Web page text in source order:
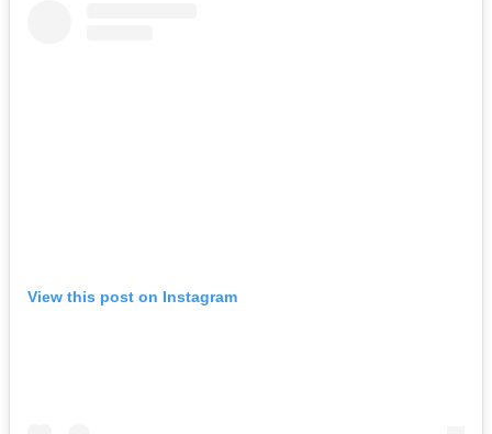
View this post on Instagram